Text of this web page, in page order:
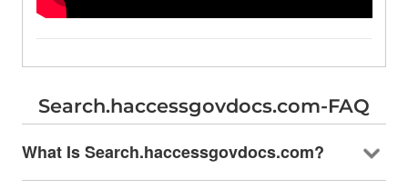
Search.haccessgovdocs.com-FAQ
What Is Search.haccessgovdocs.com?